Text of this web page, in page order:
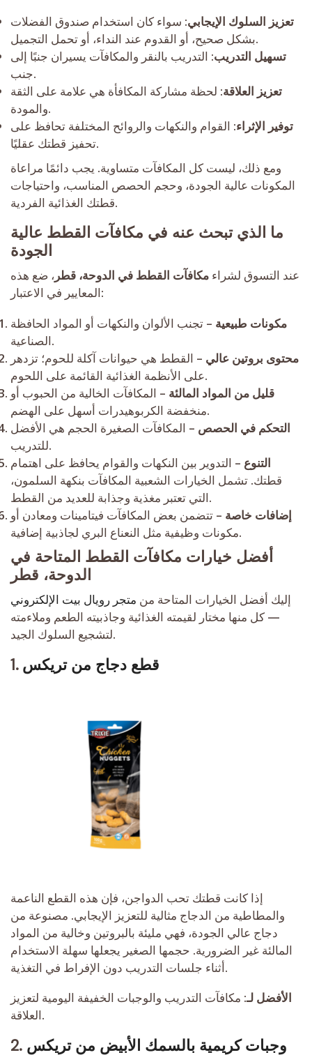
تعزيز السلوك الإيجابي: سواء كان استخدام صندوق الفضلات
بشكل صحيح، أو القدوم عند النداء، أو تحمل التجميل.
تسهيل التدريب: التدريب بالنقر والمكافآت يسيران جنبًا إلى
جنب.
تعزيز العلاقة: لحظة مشاركة المكافأة هي علامة على الثقة
والمودة.
توفير الإثراء: القوام والنكهات والروائح المختلفة تحافظ على
تحفيز قطتك عقليًا.
ومع ذلك، ليست كل المكافآت متساوية. يجب دائمًا مراعاة
المكونات عالية الجودة، وحجم الحصص المناسب، واحتياجات
قطتك الغذائية الفردية.
ما الذي تبحث عنه في مكافآت القطط عالية
الجودة
عند التسوق لشراء مكافآت القطط في الدوحة، قطر ، ضع هذه
المعايير في الاعتبار:
مكونات طبيعية – تجنب الألوان والنكهات أو المواد الحافظة
الصناعية.
محتوى بروتين عالي – القطط هي حيوانات آكلة للحوم؛ تزدهر
على الأنظمة الغذائية القائمة على اللحوم.
قليل من المواد المالئة – المكافآت الخالية من الحبوب أو
منخفضة الكربوهيدرات أسهل على الهضم.
التحكم في الحصص – المكافآت الصغيرة الحجم هي الأفضل
للتدريب.
التنوع – التدوير بين النكهات والقوام يحافظ على اهتمام
قطتك. تشمل الخيارات الشعبية المكافآت بنكهة السلمون،
التي تعتبر مغذية وجذابة للعديد من القطط.
إضافات خاصة – تتضمن بعض المكافآت فيتامينات ومعادن أو
مكونات وظيفية مثل النعناع البري لجاذبية إضافية.
أفضل خيارات مكافآت القطط المتاحة في
الدوحة، قطر
إليك أفضل الخيارات المتاحة من متجر رويال بيت الإلكتروني
— كل منها مختار لقيمته الغذائية وجاذبيته الطعم وملاءمته
لتشجيع السلوك الجيد.
1. قطع دجاج من تريكس
إذا كانت قطتك تحب الدواجن، فإن هذه القطع الناعمة
والمطاطية من الدجاج مثالية للتعزيز الإيجابي. مصنوعة من
دجاج عالي الجودة، فهي مليئة بالبروتين وخالية من المواد
المالئة غير الضرورية. حجمها الصغير يجعلها سهلة الاستخدام
أثناء جلسات التدريب دون الإفراط في التغذية.
الأفضل لـ: مكافآت التدريب والوجبات الخفيفة اليومية لتعزيز
العلاقة.
2. وجبات كريمية بالسمك الأبيض من تريكس